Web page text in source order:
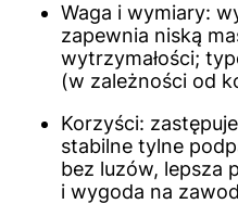
Waga i wymiary:
zapewnia niską
wytrzymałości;
(w zależności od
Korzyści:
stabilne tylne
bez luzów, lepsza
i wygoda na